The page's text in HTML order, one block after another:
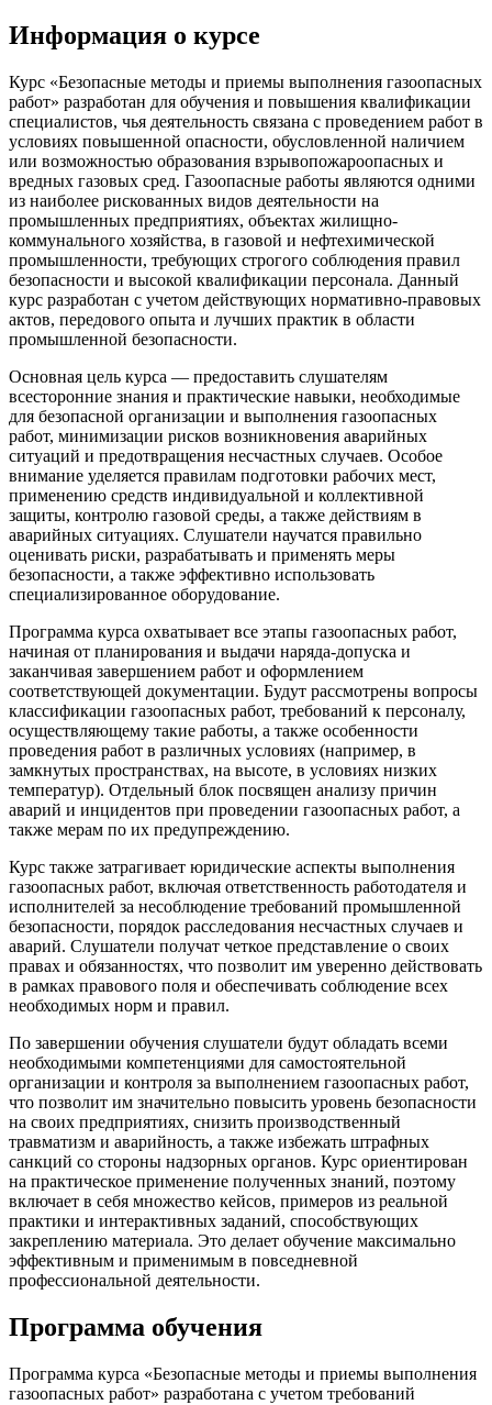
Информация о курсе
Курс «Безопасные методы и приемы выполнения газоопасных
работ» разработан для обучения и повышения квалификации
специалистов, чья деятельность связана с проведением работ в
условиях повышенной опасности, обусловленной наличием
или возможностью образования взрывопожароопасных и
вредных газовых сред. Газоопасные работы являются одними
из наиболее рискованных видов деятельности на
промышленных предприятиях, объектах жилищно-
коммунального хозяйства, в газовой и нефтехимической
промышленности, требующих строгого соблюдения правил
безопасности и высокой квалификации персонала. Данный
курс разработан с учетом действующих нормативно-правовых
актов, передового опыта и лучших практик в области
промышленной безопасности.
Основная цель курса — предоставить слушателям
всесторонние знания и практические навыки, необходимые
для безопасной организации и выполнения газоопасных
работ, минимизации рисков возникновения аварийных
ситуаций и предотвращения несчастных случаев. Особое
внимание уделяется правилам подготовки рабочих мест,
применению средств индивидуальной и коллективной
защиты, контролю газовой среды, а также действиям в
аварийных ситуациях. Слушатели научатся правильно
оценивать риски, разрабатывать и применять меры
безопасности, а также эффективно использовать
специализированное оборудование.
Программа курса охватывает все этапы газоопасных работ,
начиная от планирования и выдачи наряда-допуска и
заканчивая завершением работ и оформлением
соответствующей документации. Будут рассмотрены вопросы
классификации газоопасных работ, требований к персоналу,
осуществляющему такие работы, а также особенности
проведения работ в различных условиях (например, в
замкнутых пространствах, на высоте, в условиях низких
температур). Отдельный блок посвящен анализу причин
аварий и инцидентов при проведении газоопасных работ, а
также мерам по их предупреждению.
Курс также затрагивает юридические аспекты выполнения
газоопасных работ, включая ответственность работодателя и
исполнителей за несоблюдение требований промышленной
безопасности, порядок расследования несчастных случаев и
аварий. Слушатели получат четкое представление о своих
правах и обязанностях, что позволит им уверенно действовать
в рамках правового поля и обеспечивать соблюдение всех
необходимых норм и правил.
По завершении обучения слушатели будут обладать всеми
необходимыми компетенциями для самостоятельной
организации и контроля за выполнением газоопасных работ,
что позволит им значительно повысить уровень безопасности
на своих предприятиях, снизить производственный
травматизм и аварийность, а также избежать штрафных
санкций со стороны надзорных органов. Курс ориентирован
на практическое применение полученных знаний, поэтому
включает в себя множество кейсов, примеров из реальной
практики и интерактивных заданий, способствующих
закреплению материала. Это делает обучение максимально
эффективным и применимым в повседневной
профессиональной деятельности.
Программа обучения
Программа курса «Безопасные методы и приемы выполнения
газоопасных работ» разработана с учетом требований